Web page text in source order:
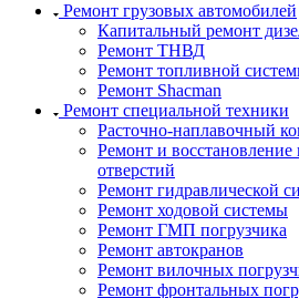
Ремонт грузовых автомобилей
Капитальный ремонт
Ремонт ТНВД
Ремонт топливной
Ремонт Shacman
Ремонт специальной техники
Расточно-наплавочный
Ремонт и
отверстий
Ремонт гидравлической
Ремонт ходовой системы
Ремонт ГМП погрузчика
Ремонт автокранов
Ремонт вилочных
Ремонт фронтальных